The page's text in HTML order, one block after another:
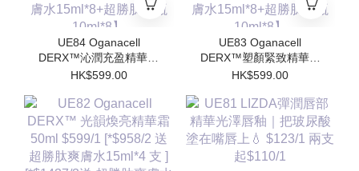
UE84 Oganacell
DERX™沁潤充盈精華霜
$599/1 ｜[*$958/2 送超
[*$1437/3送 超勝肽爽膚
水15ml*8] *【Skin
Booster 系列任選6件送
超勝肽爽膚水15ml*8+超
勝肽安瓶10ml*8】
HK$599.00
UE83 Oganacell
DERX™塑顏緊致精華霜
50ml$599/1 [*$958/2 送
[*$1437/3送 超勝肽爽膚
水15ml*8] *【Skin
Booster 系列任選6件送
超勝肽爽膚水15ml*8+超
勝肽安瓶10ml*8】
HK$599.00